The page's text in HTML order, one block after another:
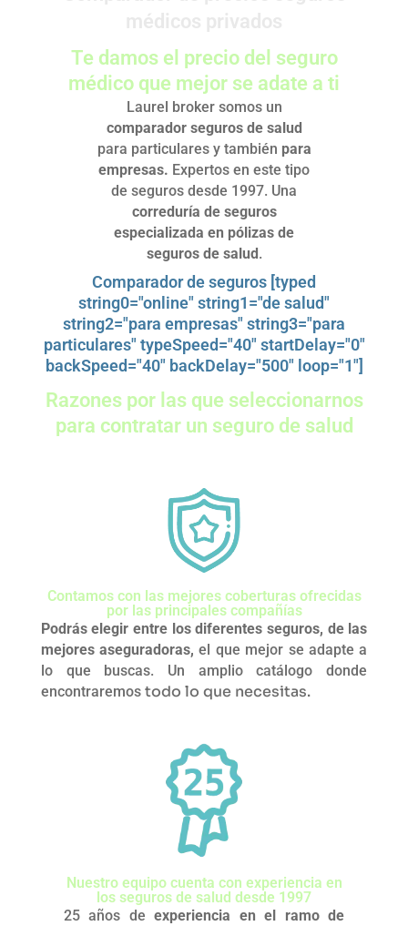
Te damos el precio del seguro
médico que mejor se adate a ti
Laurel broker somos un
comparador seguros de salud
para particulares y también para
empresas. Expertos en este tipo
de seguros desde 1997. Una
correduría de seguros
especializada en pólizas de
seguros de salud.
Comparador de seguros [typed
string0="online" string1="de salud"
string2="para empresas" string3="para
particulares" typeSpeed="40" startDelay="0"
backSpeed="40" backDelay="500" loop="1"]
Razones por las que seleccionarnos
para contratar un seguro de salud
Contamos con las mejores coberturas ofrecidas
por las principales compañías
Podrás elegir entre los diferentes seguros, de las
mejores aseguradoras, el que mejor se adapte a
lo que buscas. Un amplio catálogo donde
encontraremos todo lo que necesitas.
Nuestro equipo cuenta con experiencia en
los seguros de salud desde 1997
25 años deexperiencia en el ramo de